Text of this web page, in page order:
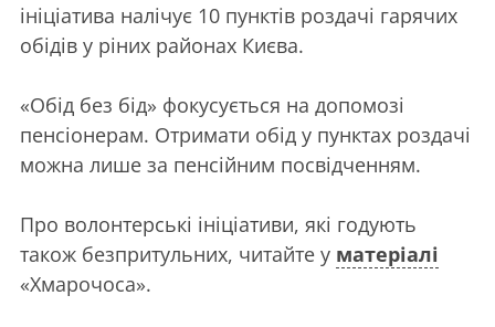
ініціатива налічує 10 пунктів роздачі гарячих
обідів у ріних районах Києва.
«Обід без бід» фокусується на допомозі
пенсіонерам. Отримати обід у пунктах роздачі
можна лише за пенсійним посвідченням.
Про волонтерські ініціативи, які годують
також безпритульних, читайте у матеріалі
«Хмарочоса».